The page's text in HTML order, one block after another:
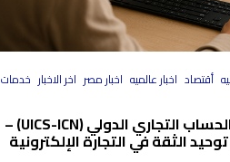
أقتصاد اخبار عالميه اخبار مصر اخر الاخبار خدمات
إطلاق منصة رقم الحساب التجاري الدولي (UICS-ICN) –
الثقة في التجارة الإلكترونية